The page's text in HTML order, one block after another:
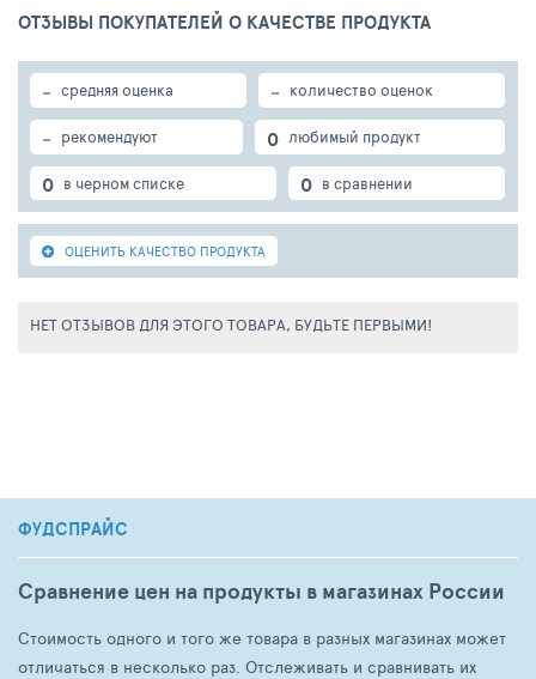
ОТЗЫВЫ ПОКУПАТЕЛЕЙ О КАЧЕСТВЕ ПРОДУКТА
- средняя оценка - количество оценок
- рекомендуют 0 любимый продукт
0 в черном списке 0 в сравнении
ОЦЕНИТЬ КАЧЕСТВО ПРОДУКТА
НЕТ ОТЗЫВОВ ДЛЯ ЭТОГО ТОВАРА, БУДЬТЕ ПЕРВЫМИ!
ФУДСПРАЙС
Сравнение цен на продукты в магазинах России
Стоимость одного и того же товара в разных магазинах может
отличаться в несколько раз. Отслеживать и сравнивать их